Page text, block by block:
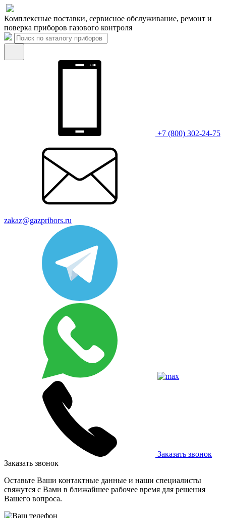
Комплексные поставки, сервисное обслуживание, ремонт и
поверка приборов газового контроля
+7 (800) 302-24-75
zakaz@gazpribors.ru
Заказать звонок
Заказать звонок
Оставьте Ваши контактные данные и наши специалисты
свяжутся с Вами в ближайшее рабочее время для решения
Вашего вопроса.